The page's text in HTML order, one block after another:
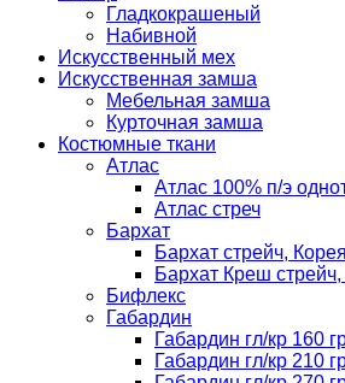
Гладкокрашеный
Набивной
Искусственный мех
Искусственная замша
Мебельная замша
Курточная замша
Костюмные ткани
Атлас
Атлас 100% п/э
Атлас стреч
Бархат
Бархат стрейч,
Бархат Креш
Бифлекс
Габардин
Габардин гл/кр 160
Габардин гл/кр 210